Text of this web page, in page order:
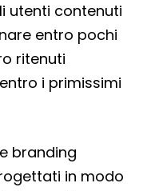
utenti contenuti
entro pochi
ritenuti
i primissimi
branding
in modo